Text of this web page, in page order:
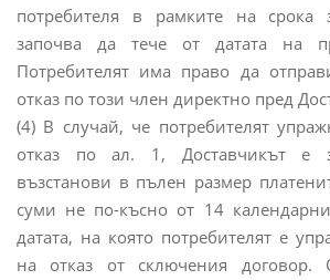
потребителя в рамките на срока
започва да тече от датата на
Потребителят има право да
отказ по този член директно пред
(4) В случай, че потребителят
отказ по ал. 1, Доставчикът е
възстанови в пълен размер
суми не по-късно от 14
датата, на която потребителят е
на отказ от сключения договор.